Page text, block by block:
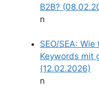
B2B?
n
SEO/SEA:
Keywords mit
(12.02.2026)
n